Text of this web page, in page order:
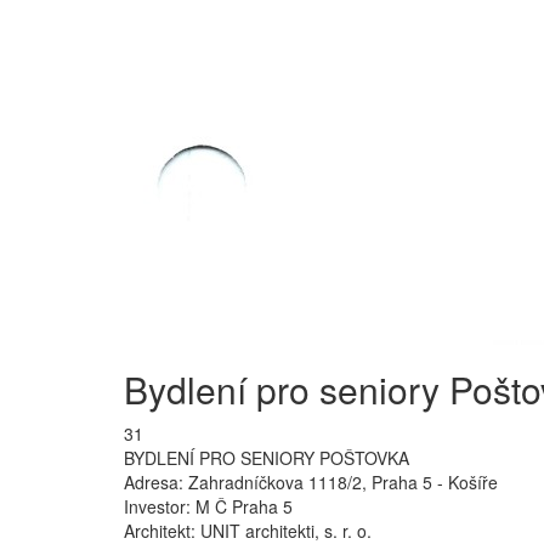
Bydlení pro seniory
31
BYDLENÍ PRO SENIORY POŠTOVKA
Adresa: Zahradníčkova 1118/2, Praha 5 - Košíře
Investor: M Č Praha 5
Architekt: UNIT architekti, s. r. o.